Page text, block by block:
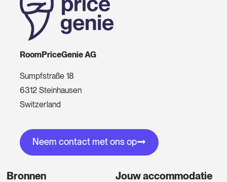
RoomPriceGenie AG
Sumpfstraße 18
6312 Steinhausen
Switzerland
Neem contact met ons op
Bronnen Jouw accommodatie